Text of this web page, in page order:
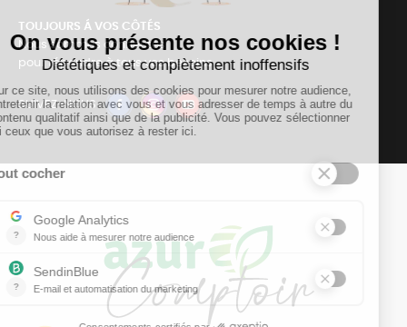
TOUJOURS Á VOS CÔTÉS
Nous sommes connectés
pour répondre à tous vos besoins
SUIVEZ-NOUS